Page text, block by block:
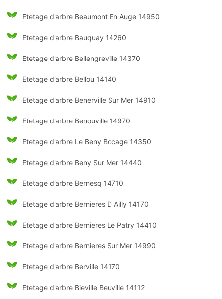
Etetage d'arbre Beaumont En Auge 14950
Etetage d'arbre Bauquay 14260
Etetage d'arbre Bellengreville 14370
Etetage d'arbre Bellou 14140
Etetage d'arbre Benerville Sur Mer 14910
Etetage d'arbre Benouville 14970
Etetage d'arbre Le Beny Bocage 14350
Etetage d'arbre Beny Sur Mer 14440
Etetage d'arbre Bernesq 14710
Etetage d'arbre Bernieres D Ailly 14170
Etetage d'arbre Bernieres Le Patry 14410
Etetage d'arbre Bernieres Sur Mer 14990
Etetage d'arbre Berville 14170
Etetage d'arbre Bieville Beuville 14112